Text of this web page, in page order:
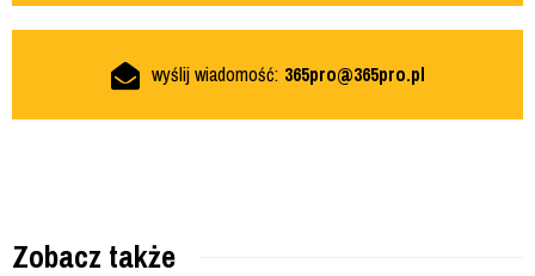
wyślij wiadomość: 365pro@365pro.pl
Zobacz także